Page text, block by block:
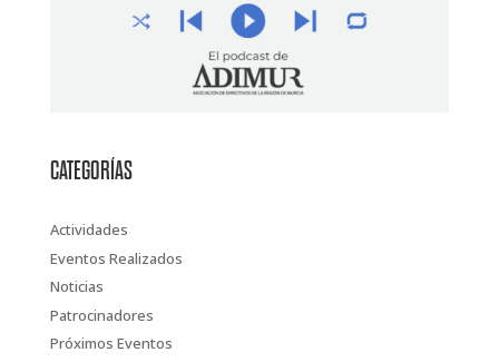
CATEGORÍAS
Actividades
Eventos Realizados
Noticias
Patrocinadores
Próximos Eventos